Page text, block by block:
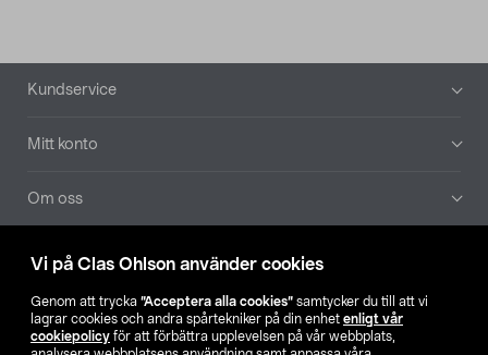
Vi på Clas Ohlson använder cookies
Genom att trycka ”Acceptera alla cookies” samtycker du till att vi
lagrar cookies och andra spårtekniker på din enhet enligt vår
cookiepolicy för att förbättra upplevelsen på vår webbplats,
Sidfot
Kundservice
Mitt konto
Om oss
Aktuellt
Våra bolag